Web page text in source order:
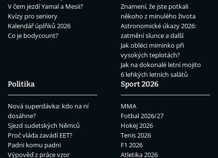
V čem jezdí Yamal a Mesii?
Kvízy pro seniory
Kalendář úplňků 2026
Co je bodycount?
Znamení, že jste potkali
někoho z minulého života
Astronomické úkazy 2026:
zatmění slunce a další
Jak obléci miminko při
vysokých teplotách?
Jak na dokonalé letní mojito
6 lehkých letních salátů
Politika
Nová superdávka: kdo na ní
dosáhne?
Sjezd sudetských Němců
Proč vláda zavádí EET?
Padni komu padni
Výpověď z práce vzor
Sport 2026
MMA
Fotbal 2026/27
Hokej 2026
Tenis 2026
F1 2026
Atletika 2026